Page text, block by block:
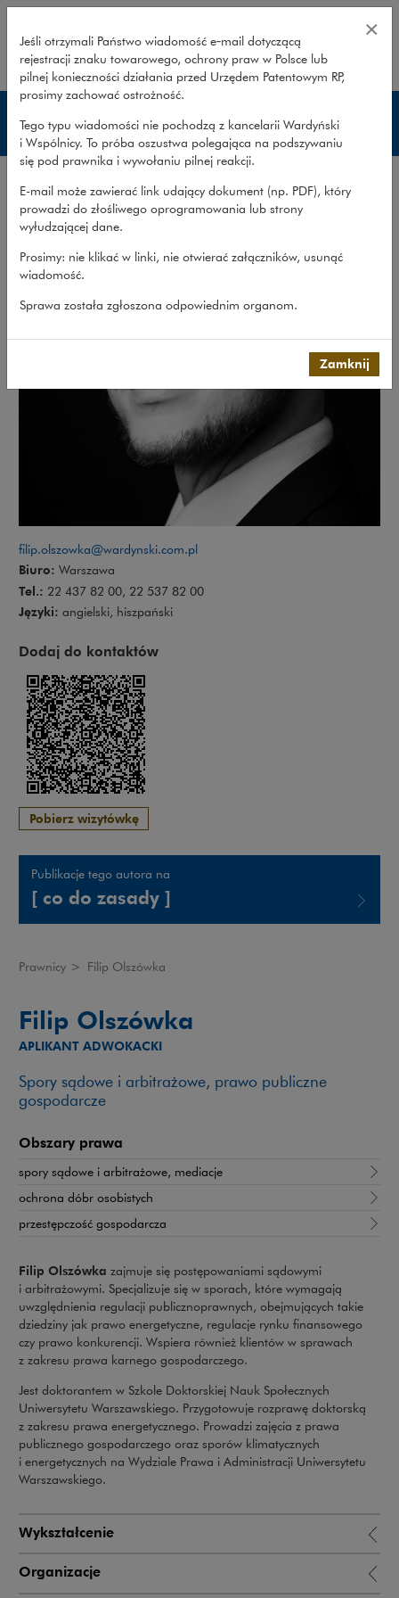
Filip Olszówka – Wardyński i
Prawnicy
filip.olszowka@wardynski.com.pl
Biuro: Warszawa
Tel.: 22 437 82 00, 22 537 82 00
Języki: angielski, hiszpański
Dodaj do kontaktów
Pobierz wizytówkę
Publikacje tego autora na
[ co do zasady ]
Prawnicy > Filip Olszówka
Filip Olszówka
APLIKANT ADWOKACKI
Spory sądowe i arbitrażowe, prawo publiczne
gospodarcze
Obszary prawa
spory sądowe i arbitrażowe, mediacje
ochrona dóbr osobistych
przestępczość gospodarcza
Filip Olszówka zajmuje się postępowaniami sądowymi
i arbitrażowymi. Specjalizuje się w sporach, które wymagają
uwzględnienia regulacji publicznoprawnych, obejmujących takie
dziedziny jak prawo energetyczne, regulacje rynku finansowego
czy prawo konkurencji. Wspiera również klientów w sprawach
z zakresu prawa karnego gospodarczego.
Jest doktorantem w Szkole Doktorskiej Nauk Społecznych
Uniwersytetu Warszawskiego. Przygotowuje rozprawę doktorską
z zakresu prawa energetycznego. Prowadzi zajęcia z prawa
publicznego gospodarczego oraz sporów klimatycznych
i energetycznych na Wydziale Prawa i Administracji Uniwersytetu
Warszawskiego.
Wykształcenie
Organizacje
Jeśli otrzymali Państwo wiadomość e‑mail dotyczącą
rejestracji znaku towarowego, ochrony praw w Polsce lub
pilnej konieczności działania przed Urzędem Patentowym RP,
prosimy zachować ostrożność.
Tego typu wiadomości nie pochodzą z kancelarii Wardyński
i Wspólnicy. To próba oszustwa polegająca na podszywaniu
się pod prawnika i wywołaniu pilnej reakcji.
E-mail może zawierać link udający dokument (np. PDF), który
prowadzi do złośliwego oprogramowania lub strony
wyłudzającej dane.
Prosimy: nie klikać w linki, nie otwierać załączników, usunąć
wiadomość.
Sprawa została zgłoszona odpowiednim organom.
×
Zamknij